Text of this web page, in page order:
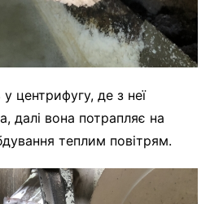
центрифугу, де з неї
далі вона потрапляє на
теплим повітрям.